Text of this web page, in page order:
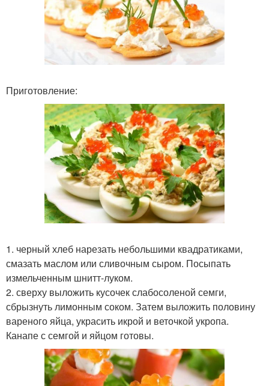
Приготовление:
1. черный хлеб нарезать небольшими квадратиками,
смазать маслом или сливочным сыром. Посыпать
измельченным шнитт-луком.
2. сверху выложить кусочек слабосоленой семги,
сбрызнуть лимонным соком. Затем выложить половину
вареного яйца, украсить икрой и веточкой укропа.
Канапе с семгой и яйцом готовы.